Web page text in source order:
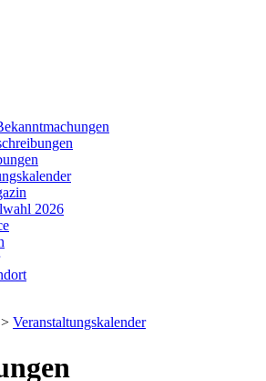
2026
> Veranstaltungskalender